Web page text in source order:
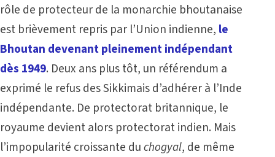
rôle de protecteur de la monarchie bhoutanaise
est brièvement repris par l’Union indienne, le
Bhoutan devenant pleinement indépendant
dès 1949. Deux ans plus tôt, un référendum a
exprimé le refus des Sikkimais d’adhérer à l’Inde
indépendante. De protectorat britannique, le
royaume devient alors protectorat indien. Mais
l’impopularité croissante duchogyal, de même